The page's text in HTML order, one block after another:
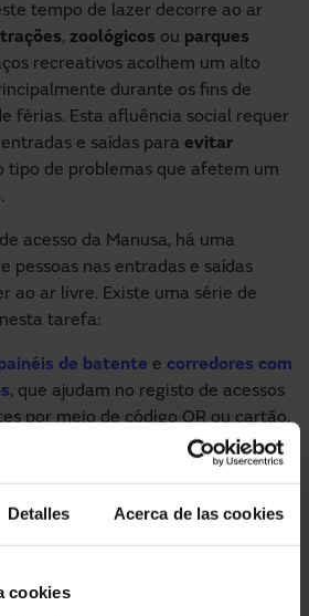
Detalles Acerca de las cookies
cookies
tempo de lazer decorre ao ar
, zoológicos ou parques
recreativos acolhem um alto
durante os fins de
férias. Esta afluência social requer
e saídas para evitar
tipo de problemas que afetem um
acesso da Manusa, há uma
pessoas nas entradas e saídas
ao ar livre. Existe uma série de
tarefa:
de batente e corredores com
, que ajudam no registo de acessos
por meio de código QR ou cartão.
nos mesmos a tecnologia de
que ajuda a saber em tempo
a saída ou entrada do
sentido.
de lazer e para outros imóveis,